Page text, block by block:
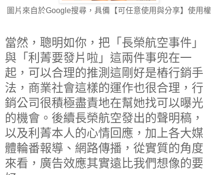
圖片來自於Google搜尋，具備【可任意使用與分享】使用權
當然，聰明如你，把「長榮航空事件」
與「利菁要發片啦」這兩件事兜在一
起，可以合理的推測這剛好是樁行銷手
法，商業社會這樣的運作也很合理，行
銷公司很積極盡責地在幫她找可以曝光
的機會。後續長榮航空發出的聲明稿，
以及利菁本人的心情回應， 加上各大媒
體輪番報導、網路傳播，從實質的角度
來看，廣告效應其實遠比我們想像的要